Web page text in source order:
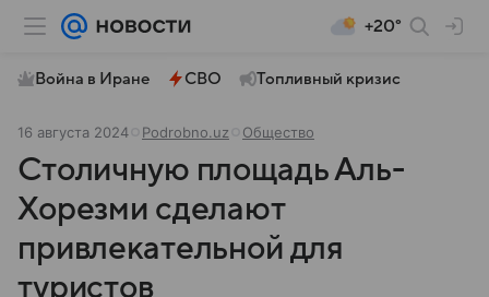
+20°
Война в Иране СВО Топливный кризис
16 августа 2024 Podrobno.uz Общество
Столичную площадь Аль-
Хорезми сделают
привлекательной для
туристов